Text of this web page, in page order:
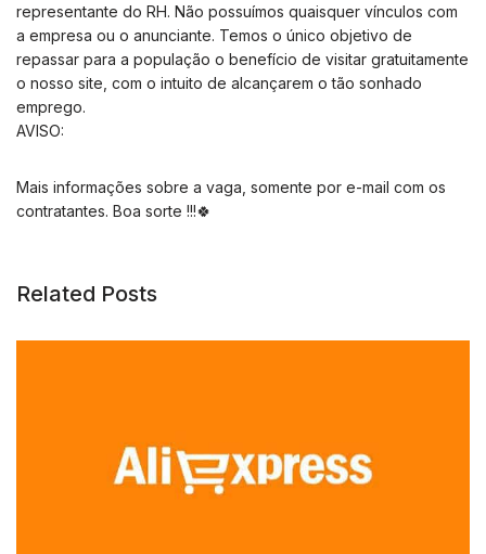
representante do RH. Não possuímos quaisquer vínculos com
a empresa ou o anunciante. Temos o único objetivo de
repassar para a população o benefício de visitar gratuitamente
o nosso site, com o intuito de alcançarem o tão sonhado
emprego.
AVISO:
Mais informações sobre a vaga, somente por e-mail com os
contratantes. Boa sorte !!!🍀
Related Posts